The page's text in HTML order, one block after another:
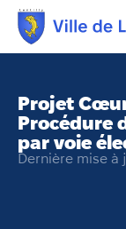
Projet
Procédure
par voie
Dernière mise à